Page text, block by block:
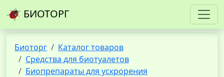
БИОТОРГ
Биоторг
Каталог товаров
Средства для биотуалетов
Биопрепараты для ускрорения